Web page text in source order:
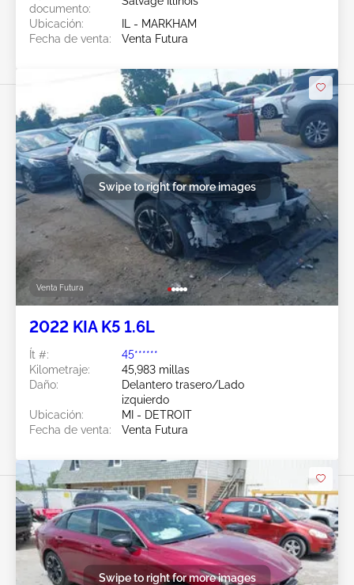
documento:
Ubicación:
IL - MARKHAM
Fecha de venta:
Venta Futura
Venta Futura
Swipe to right for more images
2022 KIA K5 1.6L
Ít #:
45******
Kilometraje:
45,983 millas
Daño:
Delantero trasero/Lado
izquierdo
Ubicación:
MI - DETROIT
Fecha de venta:
Venta Futura
Swipe to right for more images